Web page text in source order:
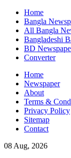
Skip
content
Home
Bangla
All Bangla
Bangladeshi
BD
Converter
Home
Newspaper
About
Terms &
Privacy Policy
Sitemap
Contact
08 Aug, 2026